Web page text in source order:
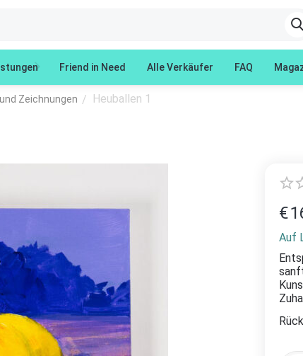
Friend in Need Alle Verkäufer FAQ
Zeichnungen / Heuballen 1
€
Auf